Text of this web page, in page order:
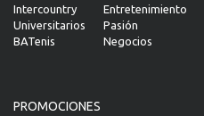
Intercountry
Universitarios
BATenis
Entretenimiento
Pasión
Negocios
PROMOCIONES